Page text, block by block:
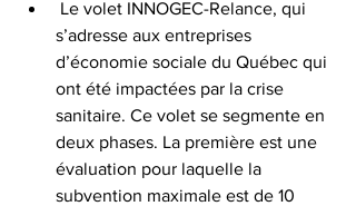
s’adresse aux entreprises
d’économie sociale du Québec qui
ont été impactées par la crise
sanitaire. Ce volet se segmente en
deux phases. La première est une
évaluation pour laquelle la
subvention maximale est de 10